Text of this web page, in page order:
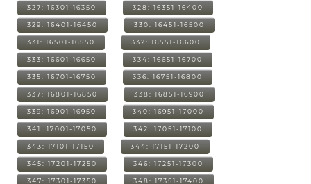
327: 16301-16350 328: 16351-16400
329: 16401-16450 330: 16451-16500
331: 16501-16550 332: 16551-16600
333: 16601-16650 334: 16651-16700
335: 16701-16750 336: 16751-16800
337: 16801-16850 338: 16851-16900
339: 16901-16950 340: 16951-17000
341: 17001-17050 342: 17051-17100
343: 17101-17150 344: 17151-17200
345: 17201-17250 346: 17251-17300
347: 17301-17350 348: 17351-17400